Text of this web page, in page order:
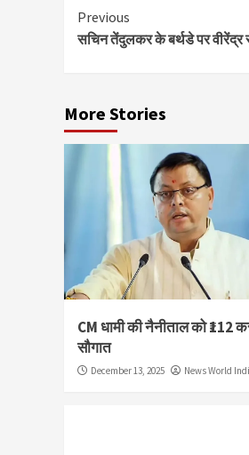
Continue
Reading
Previous
सचिन तेंदुलकर के बर्थडे पर वीरेंद्र
More Stories
CM धामी की नैनीताल को ₹112
सौगात
December 13, 2025 News World